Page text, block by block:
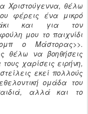
Χριστούγεννα, θέλω
φέρεις ένα μικρό
και για τον
μου το παιχνίδι
ο Μάστορας>>.
θέλω να βοηθήσεις
χαρίσεις ειρήνη,
εκεί πολλούς
ομάδα του
αλλά και το